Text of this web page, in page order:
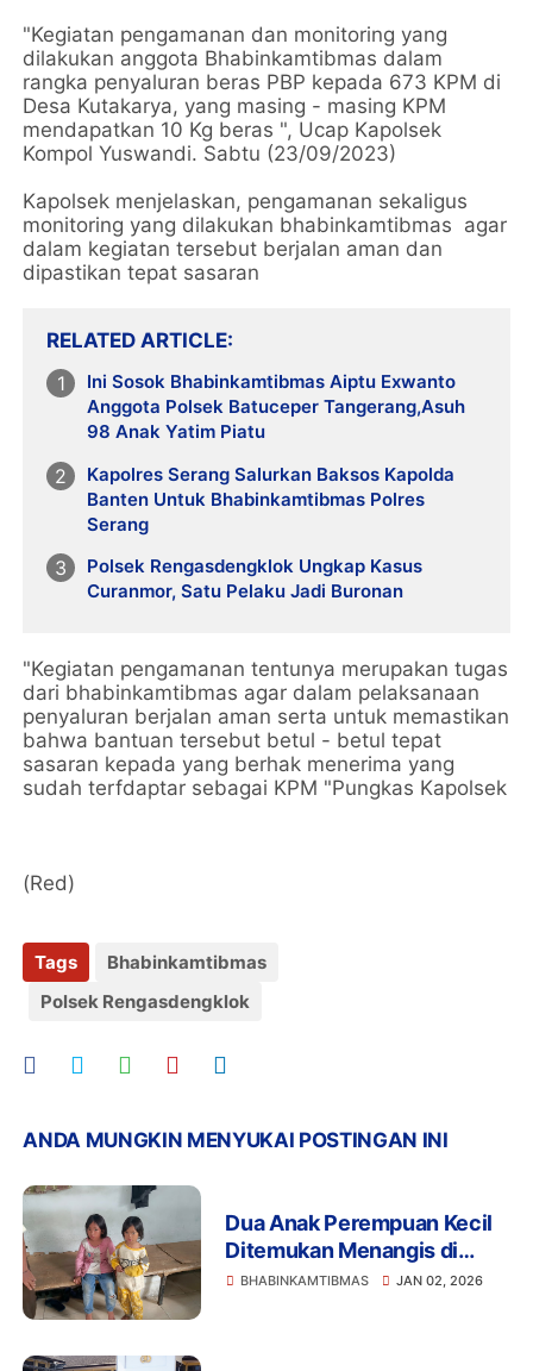
"Kegiatan pengamanan dan monitoring yang
dilakukan anggota Bhabinkamtibmas dalam
rangka penyaluran beras PBP kepada 673 KPM di
Desa Kutakarya, yang masing - masing KPM
mendapatkan 10 Kg beras ", Ucap Kapolsek
Kompol Yuswandi. Sabtu (23/09/2023)
Kapolsek menjelaskan, pengamanan sekaligus
monitoring yang dilakukan bhabinkamtibmas agar
dalam kegiatan tersebut berjalan aman dan
dipastikan tepat sasaran
RELATED ARTICLE
Ini Sosok Bhabinkamtibmas Aiptu Exwanto
Anggota Polsek Batuceper Tangerang,Asuh
98 Anak Yatim Piatu
Kapolres Serang Salurkan Baksos Kapolda
Banten Untuk Bhabinkamtibmas Polres
Serang
Polsek Rengasdengklok Ungkap Kasus
Curanmor, Satu Pelaku Jadi Buronan
"Kegiatan pengamanan tentunya merupakan tugas
dari bhabinkamtibmas agar dalam pelaksanaan
penyaluran berjalan aman serta untuk memastikan
bahwa bantuan tersebut betul - betul tepat
sasaran kepada yang berhak menerima yang
sudah terfdaptar sebagai KPM "Pungkas Kapolsek
(Red)
Tags
Bhabinkamtibmas
Polsek Rengasdengklok
ANDA MUNGKIN MENYUKAI POSTINGAN INI
Dua Anak Perempuan Kecil
Ditemukan Menangis di
Porisgaga, Diserahkan ke
BHABINKAMTIBMAS JAN 02, 2026